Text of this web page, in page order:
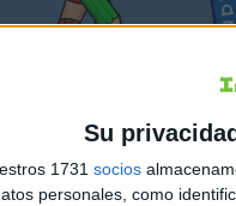
Su
1731 socios
personales, como